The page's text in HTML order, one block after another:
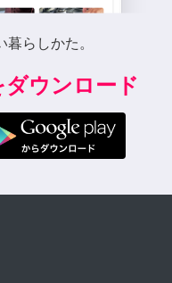
らしかた。
ウンロード